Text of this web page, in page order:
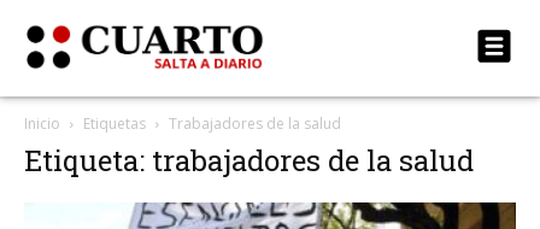
Inicio Etiquetas Trabajadores de la salud
Etiqueta: trabajadores de la salud